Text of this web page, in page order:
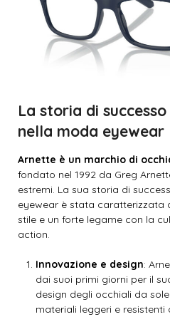
La storia di
nella moda eyewear
Arnette è un marchio di
fondato nel 1992 da Greg
estremi. La sua storia di
eyewear è stata caratterizzata
stile e un forte legame con la
action.
Innovazione e design:
dai suoi primi giorni per il
design degli occhiali da
materiali leggeri e resistenti